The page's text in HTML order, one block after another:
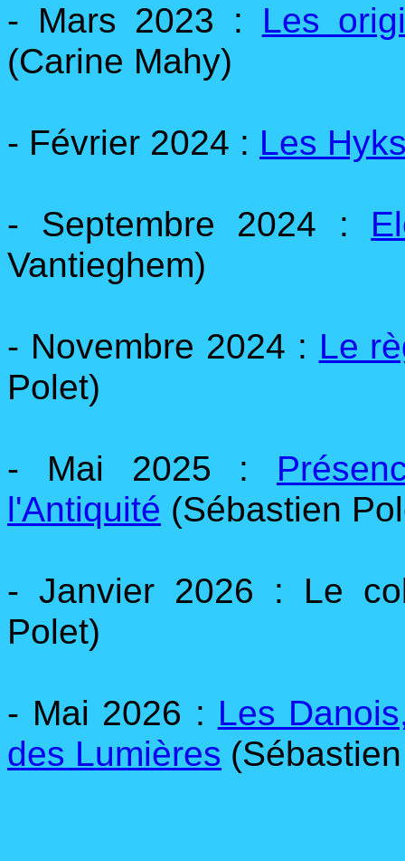
- Mars 2023 : Les
(Carine Mahy)
- Février 2024 : Les
- Septembre 2024 :
Vantieghem)
- Novembre 2024 : Le
Polet)
- Mai 2025 :
l'Antiquité (Sébastien
- Janvier 2026 : Le
Polet)
- Mai 2026 : Les
des Lumières